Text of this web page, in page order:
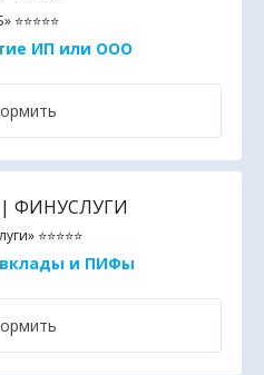
⭐⭐⭐⭐⭐
ИП или ООО
⭐⭐⭐⭐⭐
вклады и ПИФы